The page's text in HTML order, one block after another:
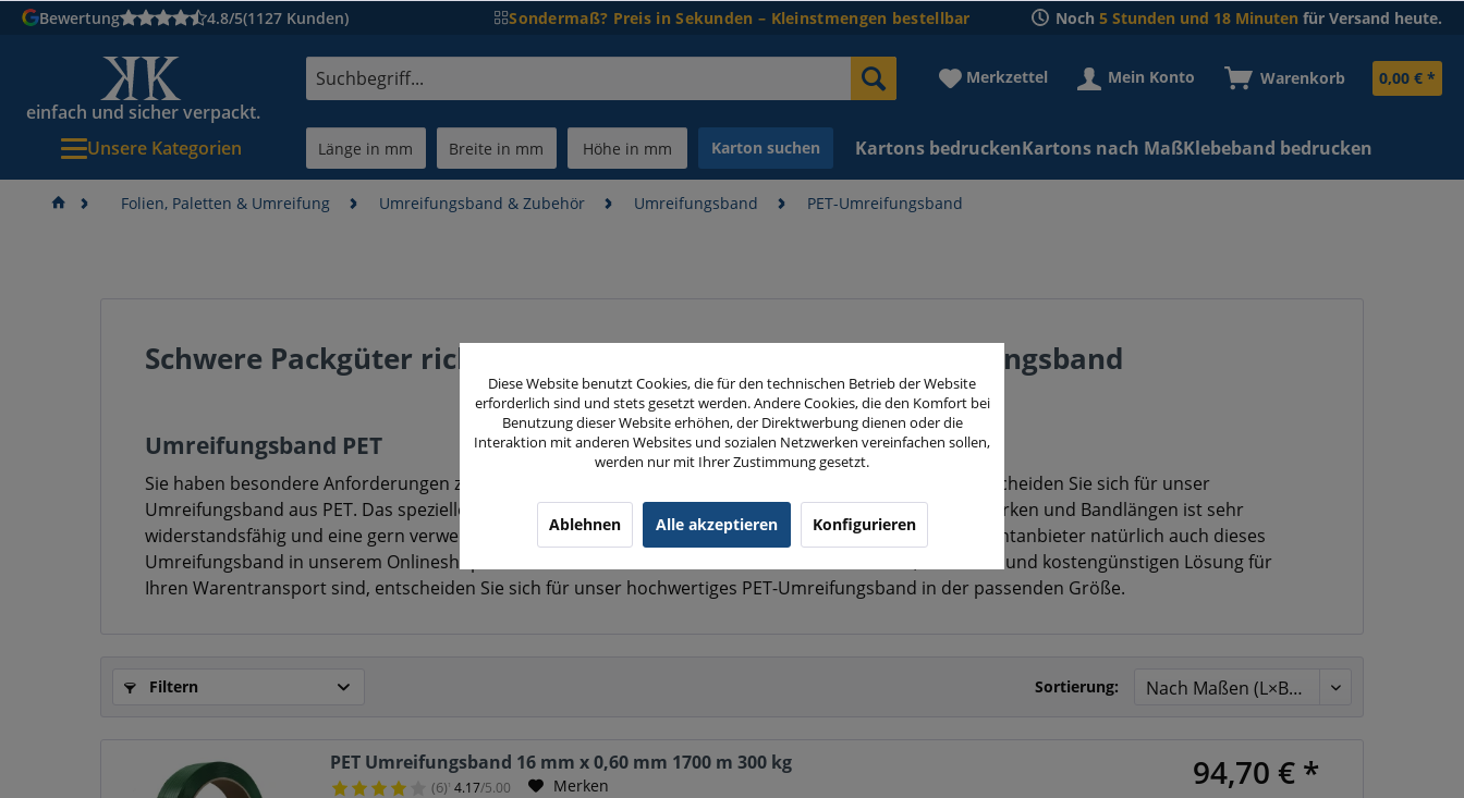
Bewertung 4.8/5(1127 Kunden) Sondermaß? Preis in Sekunden – Kleinstmengen bestellbar Noch 5 Stunden und 18 Minuten für Versand heute.
einfach und sicher verpackt.
Merkzettel Mein Konto Warenkorb 0,00 € *
Unsere Kategorien Karton suchen Kartons bedruckenKartons nach MaßKlebeband bedrucken
Folien, Paletten & Umreifung Umreifungsband & Zubehör Umreifungsband PET-Umreifungsband
Schwere Packgüter richtig und sicher verpacken mit Umreifungsband
Umreifungsband PET
Sie haben besondere Anforderungen zu erfüllen und suchen eine Alternative zum Stahlband? Dann entscheiden Sie sich für unser
Umreifungsband aus PET. Das spezielle PET-Umreifungsband in unterschiedlichen Bandbreiten, Bandstärken und Bandlängen ist sehr
widerstandsfähig und eine gern verwendete Alternative zum Stahlband. Wir bieten Ihnen als Vollsortimentanbieter natürlich auch dieses
Umreifungsband in unserem Onlineshop an. Wenn Sie also auf der Suche nach einer sicheren, schnellen und kostengünstigen Lösung für
Ihren Warentransport sind, entscheiden Sie sich für unser hochwertiges PET-Umreifungsband in der passenden Größe.
Filtern Sortierung:
PET Umreifungsband 16 mm x 0,60 mm 1700 m 300 kg
(6)¹ 4.17/5.00
Merken
94,70 € *
Diese Website benutzt Cookies, die für den technischen Betrieb der Website
erforderlich sind und stets gesetzt werden. Andere Cookies, die den Komfort bei
Benutzung dieser Website erhöhen, der Direktwerbung dienen oder die
Interaktion mit anderen Websites und sozialen Netzwerken vereinfachen sollen,
werden nur mit Ihrer Zustimmung gesetzt.
Ablehnen Alle akzeptieren Konfigurieren